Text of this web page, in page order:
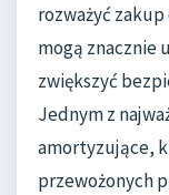
rozważyć
mogą znacznie
zwiększyć
Jednym z
amortyzujące,
przewożonych